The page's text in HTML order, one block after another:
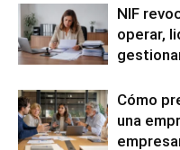
NIF
operar,
Cómo
una